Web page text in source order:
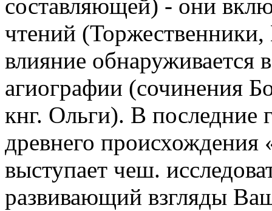
составляющей) - они
чтений
влияние обнаруживается
агиографии (сочинения
кнг. Ольги). В последние
древнего происхождения
выступает чеш.
развивающий взгляды